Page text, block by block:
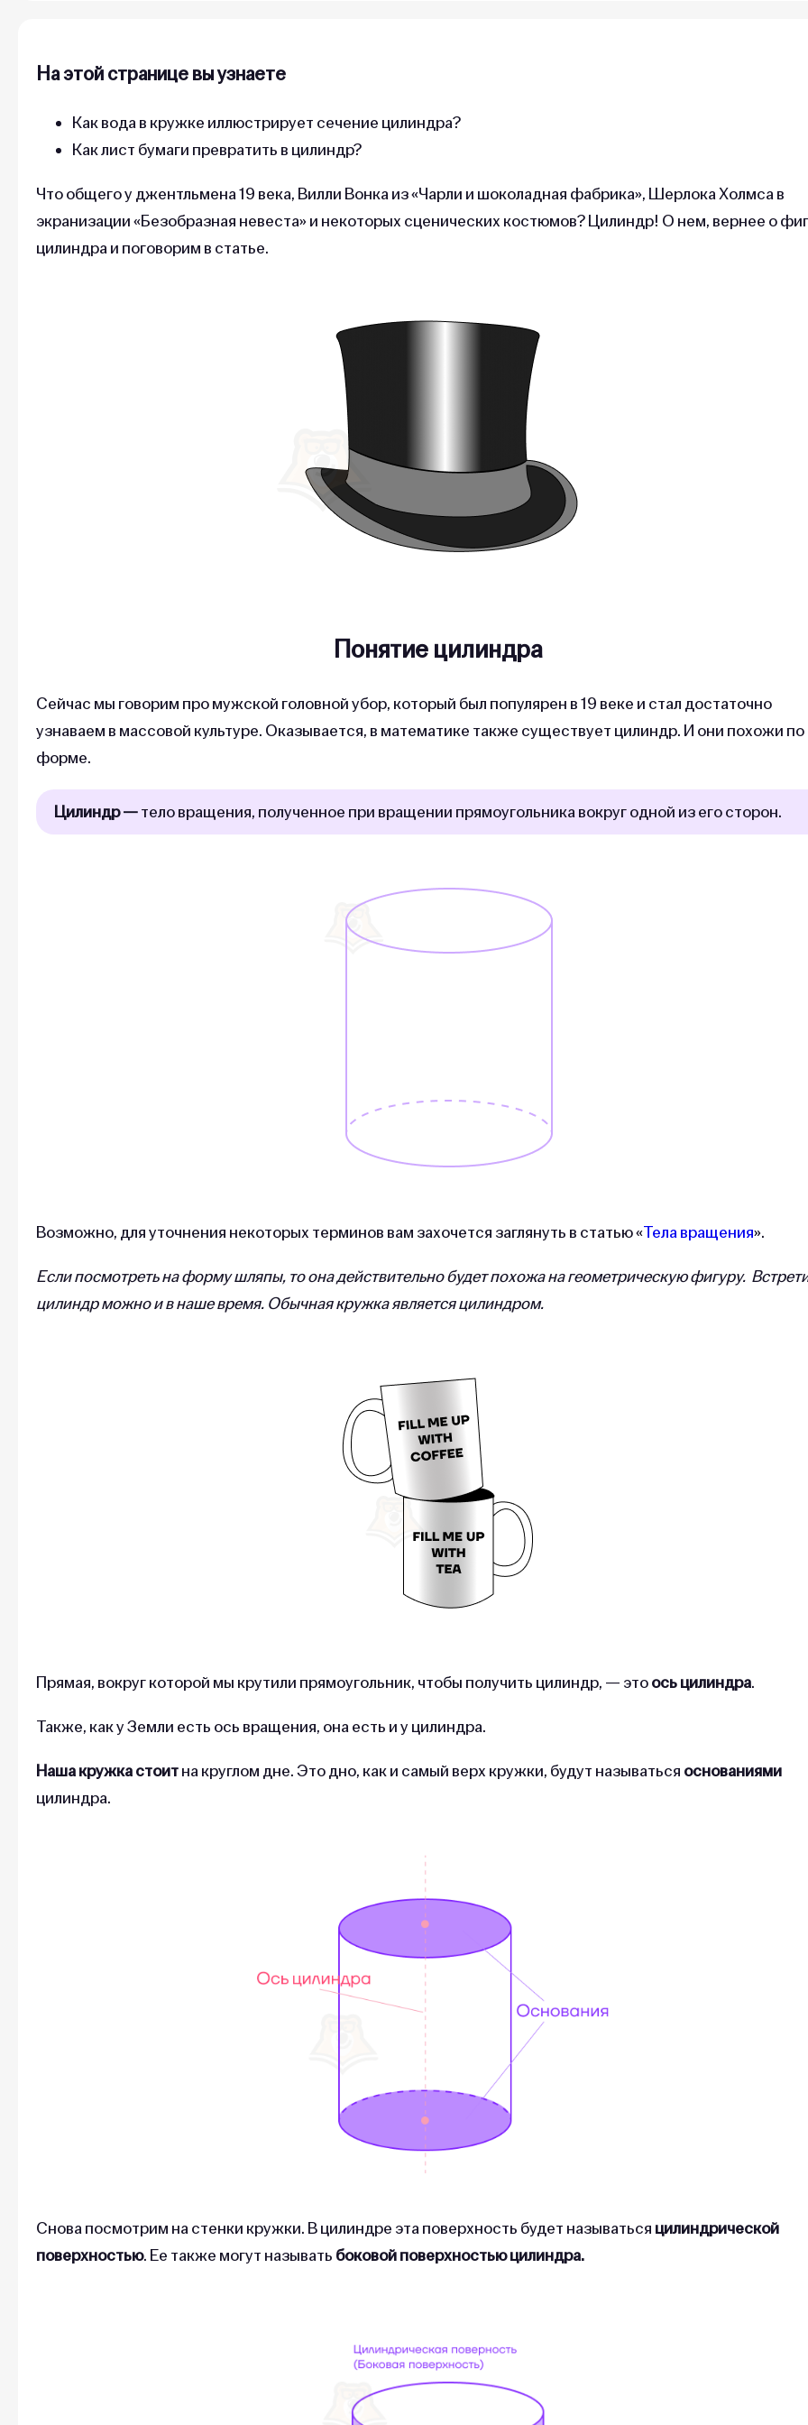
На этой странице вы узнаете
Как вода в кружке иллюстрирует сечение цилиндра?
Как лист бумаги превратить в цилиндр?
Что общего у джентльмена 19 века, Вилли Вонка из «Чарли и шоколадная фабрика», Шерлока Холмса в
экранизации «Безобразная невеста» и некоторых сценических костюмов? Цилиндр! О нем, вернее о
цилиндра и поговорим в статье.
Понятие цилиндра
Сейчас мы говорим про мужской головной убор, который был популярен в 19 веке и стал достаточно
узнаваем в массовой культуре. Оказывается, в математике также существует цилиндр. И они похожи по
форме.
Цилиндр —тело вращения, полученное при вращении прямоугольника вокруг одной из его сторон.
Возможно, для уточнения некоторых терминов вам захочется заглянуть в статью «Тела вращения».
Если посмотреть на форму шляпы, то она действительно будет похожа на геометрическую фигуру.
цилиндр можно и в наше время. Обычная кружка является цилиндром.
Прямая, вокруг которой мы крутили прямоугольник, чтобы получить цилиндр, — этоось цилиндра.
Также, как у Земли есть ось вращения, она есть и у цилиндра.
Наша кружка стоитна круглом дне. Это дно, как и самый верх кружки, будут называться основаниями
цилиндра.
Снова посмотрим на стенки кружки. В цилиндре эта поверхность будет называться цилиндрической
поверхностью. Ее также могут называть боковой поверхностью цилиндра.